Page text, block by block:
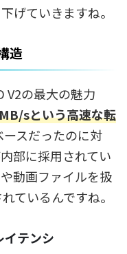
げていきますね。
造
V2の最大の魅力
sという高速な転
ースだったのに対
部に採用されてい
動画ファイルを扱
ているんですね。
イテンシ